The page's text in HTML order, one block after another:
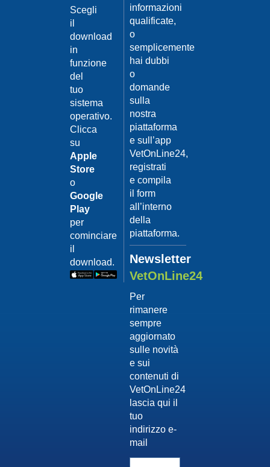
Scegli
il
download
in
funzione
del
tuo
sistema
operativo.
Clicca
su
Apple
Store
o
Google
Play
per
cominciare
il
download.
informazioni
qualificate,
o
semplicemente
hai dubbi
o
domande
sulla
nostra
piattaforma
e sull’app
VetOnLine24,
registrati
e compila
il form
all’interno
della
piattaforma.
Newsletter
VetOnLine24
Per
rimanere
sempre
aggiornato
sulle novità
e sui
contenuti di
VetOnLine24
lascia qui il
tuo
indirizzo e-
mail